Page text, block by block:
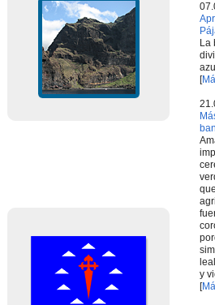
La
[
y
[